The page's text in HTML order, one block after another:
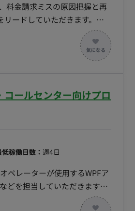
/ Aurora / Lambda ※新技術は
があれば、チーム内で質問す
料金請求ミスの原因把握と再
ードしていただきます。常
の調査による料金請求ミスの
担当の役割）＋本ポジショ
ールセンター向けプロ
稼働日数： 週4日
ペレーターが使用するWPFア
どを担当していただきます。